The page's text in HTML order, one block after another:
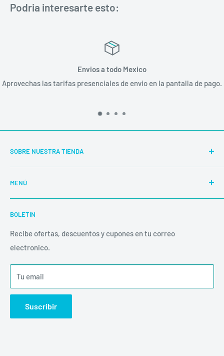
Podria interesarte esto:
Envios a todo Mexico
Aprovechas las tarifas presenciales de envio en la pantalla de pago.
SOBRE NUESTRA TIENDA
segura.
Las compras de fin de semana o días feriados, son
despachadas al siguiente día hábil.
MENÚ
Buscar
Productos
Políticas
Inicio
Envíos
BOLETIN
Recibe ofertas, descuentos y cupones en tu correo
electronico.
Tu email
Suscribir